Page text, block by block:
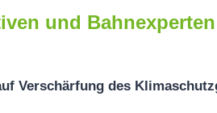
und
Verschärfung des